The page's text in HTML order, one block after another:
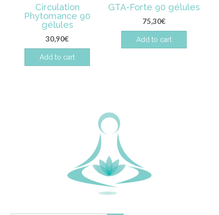
Circulation
Phytomance 90
gélules
30,90€
Add to cart
GTA-Forte 90 gélules
75,30€
Add to cart